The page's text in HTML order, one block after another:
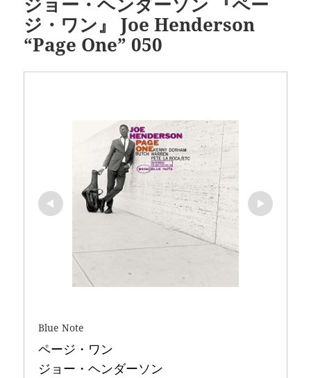
ジ・ワン』 Joe Henderson
“Page One” 050
Blue Note
ページ・ワン
ジョー・ヘンダーソン